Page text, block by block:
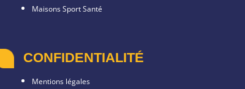
Maisons Sport Santé
CONFIDENTIALITÉ
Mentions légales